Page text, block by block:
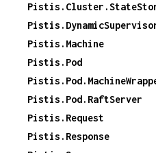
Pistis.Machine
Pistis.Pod
Pistis.Pod.RaftServer
Pistis.Request
Pistis.Response